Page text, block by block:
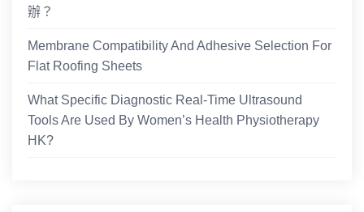
辦？
Membrane Compatibility And Adhesive Selection For
Flat Roofing Sheets
What Specific Diagnostic Real-Time Ultrasound
Tools Are Used By Women’s Health Physiotherapy
HK?